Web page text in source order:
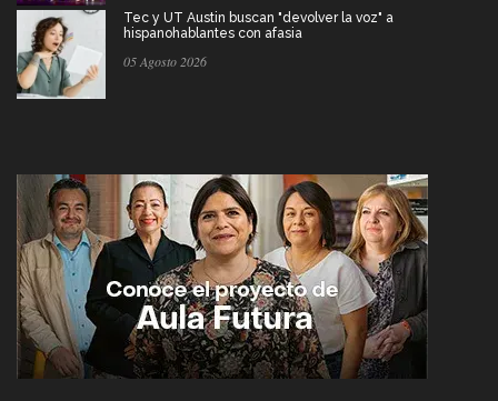
Tec y UT Austin buscan "devolver la voz" a
hispanohablantes con afasia
05 Agosto 2026